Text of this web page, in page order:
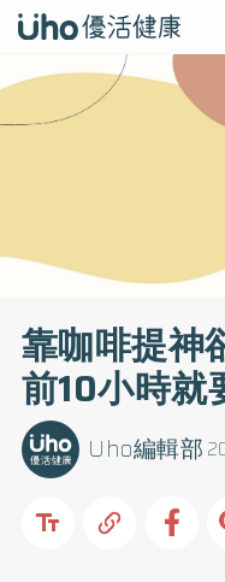
靠咖啡提
前10小時就
Uho編輯部